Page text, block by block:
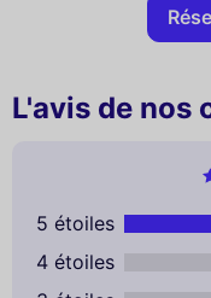
L'avis de nos
5 étoiles
4 étoiles